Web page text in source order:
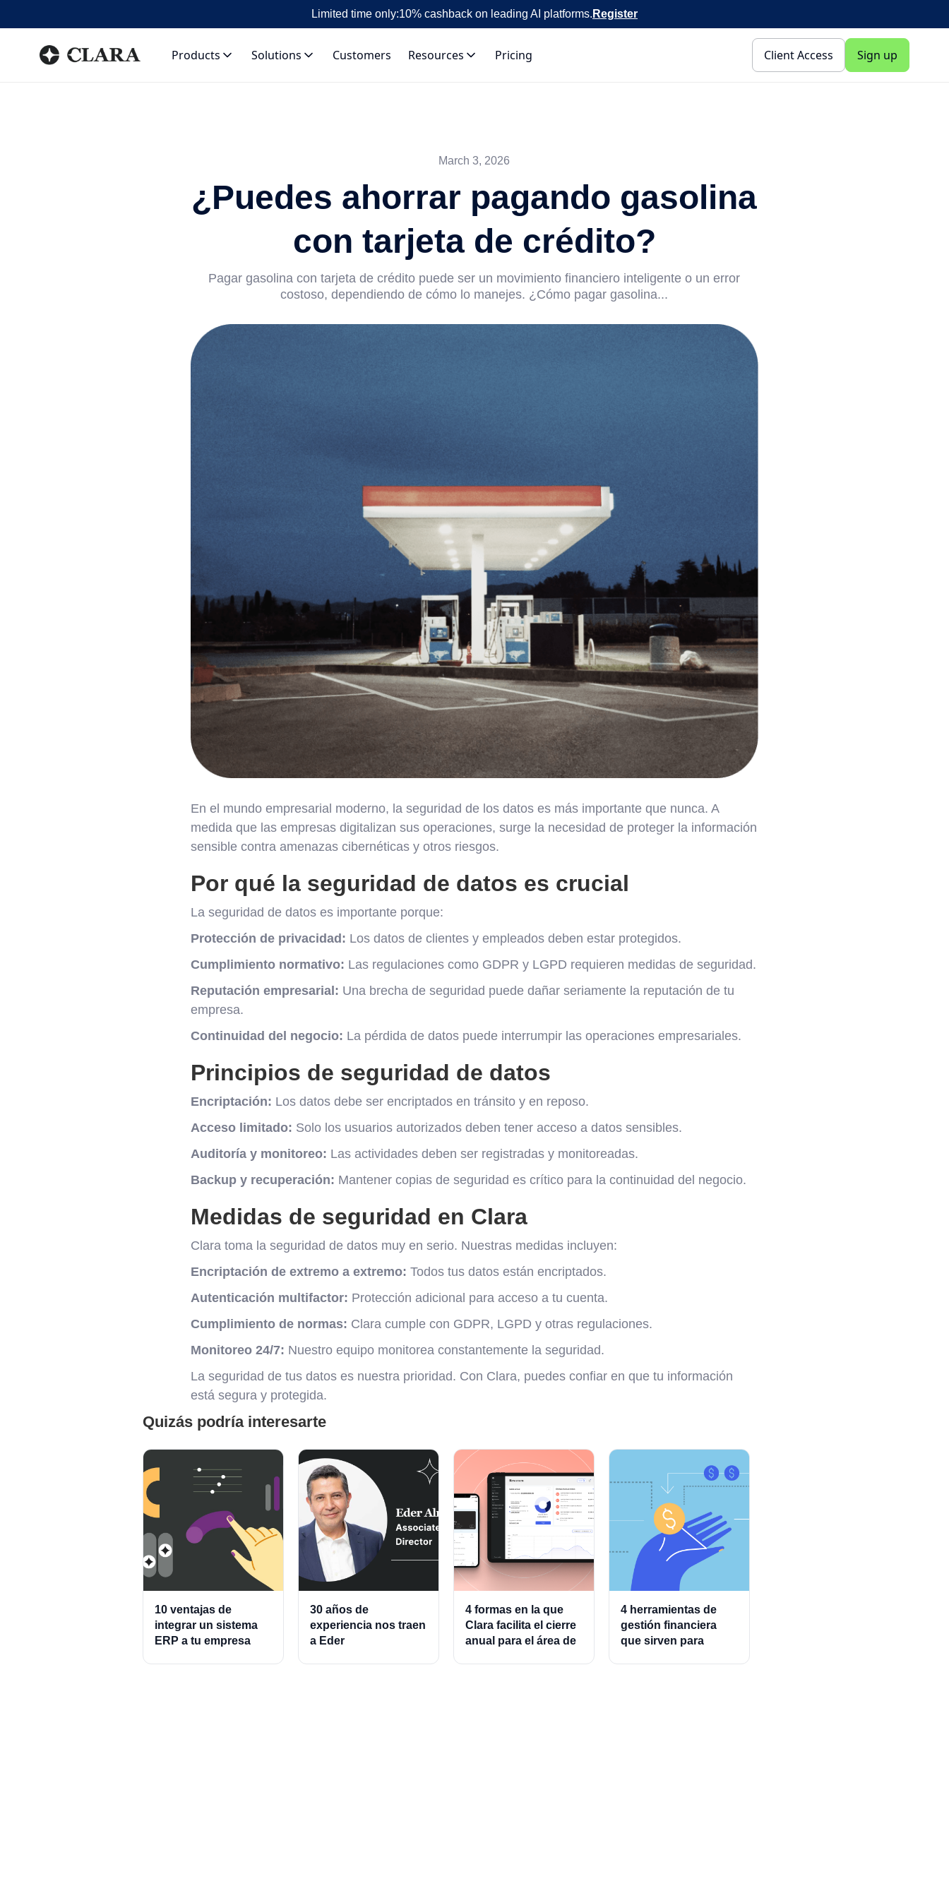
Limited time only:10% cashback on leading AI platforms. Register
Products Solutions Customers Resources Pricing Client Access Sign up
March 3, 2026
¿Puedes ahorrar pagando gasolina
con tarjeta de crédito?
Pagar gasolina con tarjeta de crédito puede ser un movimiento financiero inteligente o un error
costoso, dependiendo de cómo lo manejes. ¿Cómo pagar gasolina...
En el mundo empresarial moderno, la seguridad de los datos es más importante que nunca. A
medida que las empresas digitalizan sus operaciones, surge la necesidad de proteger la información
sensible contra amenazas cibernéticas y otros riesgos.
Por qué la seguridad de datos es crucial
La seguridad de datos es importante porque:
Protección de privacidad: Los datos de clientes y empleados deben estar protegidos.
Cumplimiento normativo: Las regulaciones como GDPR y LGPD requieren medidas de seguridad.
Reputación empresarial: Una brecha de seguridad puede dañar seriamente la reputación de tu
empresa.
Continuidad del negocio: La pérdida de datos puede interrumpir las operaciones empresariales.
Principios de seguridad de datos
Encriptación: Los datos debe ser encriptados en tránsito y en reposo.
Acceso limitado: Solo los usuarios autorizados deben tener acceso a datos sensibles.
Auditoría y monitoreo: Las actividades deben ser registradas y monitoreadas.
Backup y recuperación: Mantener copias de seguridad es crítico para la continuidad del negocio.
Medidas de seguridad en Clara
Clara toma la seguridad de datos muy en serio. Nuestras medidas incluyen:
Encriptación de extremo a extremo: Todos tus datos están encriptados.
Autenticación multifactor: Protección adicional para acceso a tu cuenta.
Cumplimiento de normas: Clara cumple con GDPR, LGPD y otras regulaciones.
Monitoreo 24/7: Nuestro equipo monitorea constantemente la seguridad.
La seguridad de tus datos es nuestra prioridad. Con Clara, puedes confiar en que tu información
está segura y protegida.
Quizás podría interesarte
10 ventajas de
integrar un sistema
ERP a tu empresa
30 años de
experiencia nos traen
a Eder
4 formas en la que
Clara facilita el cierre
anual para el área de
4 herramientas de
gestión financiera
que sirven para